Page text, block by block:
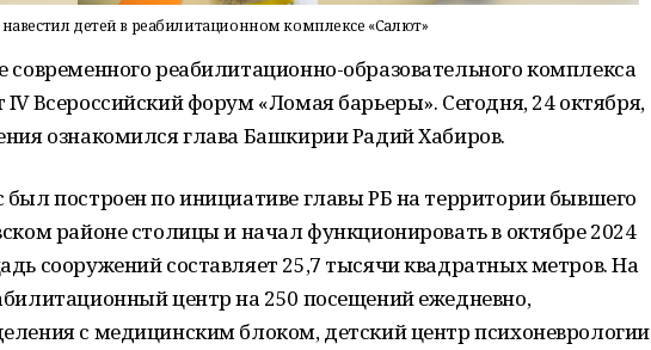
детей в реабилитационном комплексе «Салют»
реабилитационно-образовательного комплекса
Всероссийский форум «Ломая барьеры». Сегодня, 24 октября,
ознакомился глава Башкирии Радий Хабиров.
построен по инициативе главы РБ на территории бывшего
районе столицы и начал функционировать в октябре 2024
сооружений составляет 25,7 тысячи квадратных метров. На
центр на 250 посещений ежедневно,
с медицинским блоком, детский центр психоневрологии